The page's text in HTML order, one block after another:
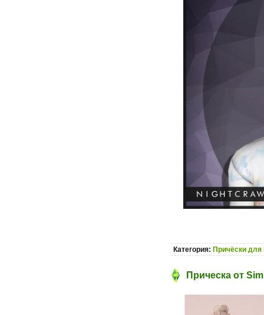
Категория: Причёски для
Прическа от